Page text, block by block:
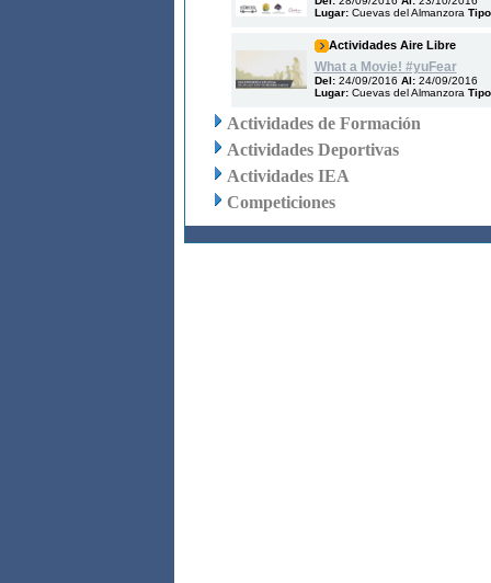
Lugar: Cuevas del Almanzora
Actividades Aire Libre
What a Movie! #yuFear
Del: 24/09/2016 Al: 24/09/2016
Lugar: Cuevas del Almanzora
Actividades de Formación
Actividades Deportivas
Actividades IEA
Competiciones